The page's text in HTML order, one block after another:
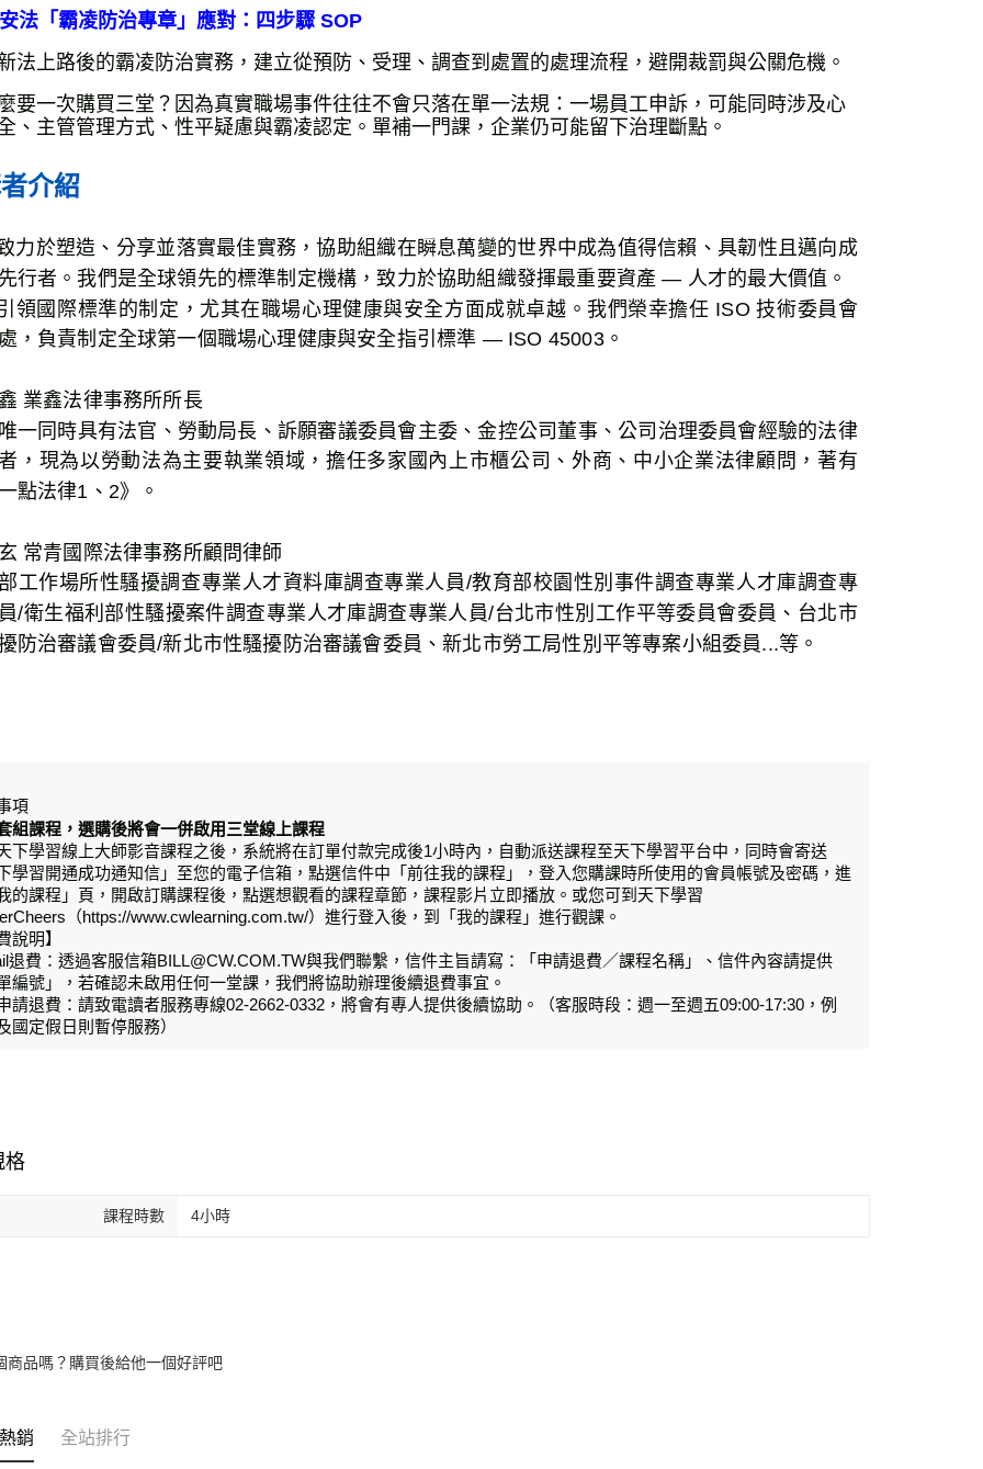
法「霸凌防治專章」應對：四步驟 SOP
法上路後的霸凌防治實務，建立從預防、受理、調查到處置的處理流程，避開裁罰與公關危機。
要一次購買三堂？因為真實職場事件往往不會只落在單一法規：一場員工申訴，可能同時涉及心
、主管管理方式、性平疑慮與霸凌認定。單補一門課，企業仍可能留下治理斷點。
介紹
力於塑造、分享並落實最佳實務，協助組織在瞬息萬變的世界中成為值得信賴、具韌性且邁向成
行者。我們是全球領先的標準制定機構，致力於協助組織發揮最重要資產 — 人才的最大價值。
領國際標準的制定，尤其在職場心理健康與安全方面成就卓越。我們榮幸擔任 ISO 技術委員會
，負責制定全球第一個職場心理健康與安全指引標準 — ISO 45003。
業鑫法律事務所所長
一同時具有法官、勞動局長、訴願審議委員會主委、金控公司董事、公司治理委員會經驗的法律
，現為以勞動法為主要執業領域，擔任多家國內上市櫃公司、外商、中小企業法律顧問，著有
點法律1、2》。
常青國際法律事務所顧問律師
工作場所性騷擾調查專業人才資料庫調查專業人員/教育部校園性別事件調查專業人才庫調查專
/衛生福利部性騷擾案件調查專業人才庫調查專業人員/台北市性別工作平等委員會委員、台北市
防治審議會委員/新北市性騷擾防治審議會委員、新北市勞工局性別平等專案小組委員...等。
項
組課程，選購後將會一併啟用三堂線上課程
下學習線上大師影音課程之後，系統將在訂單付款完成後1小時內，自動派送課程至天下學習平台中，同時會寄送
學習開通成功通知信」至您的電子信箱，點選信件中「前往我的課程」，登入您購課時所使用的會員帳號及密碼，進
的課程」頁，開啟訂購課程後，點選想觀看的課程章節，課程影片立即播放。或您可到天下學習
（https://www.cwlearning.com.tw/）進行登入後，到「我的課程」進行觀課。
說明】
退費：透過客服信箱BILL@CW.COM.TW與我們聯繫，信件主旨請寫：「申請退費／課程名稱」、信件內容請提供
編號」，若確認未啟用任何一堂課，我們將協助辦理後續退費事宜。
請退費：請致電讀者服務專線02-2662-0332，將會有專人提供後續協助。（客服時段：週一至週五09:00-17:30，例
國定假日則暫停服務）
格
課程時數 4小時
商品嗎？購買後給他一個好評吧
銷 全站排行